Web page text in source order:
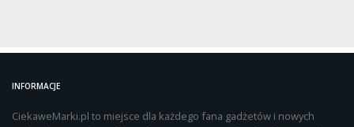
INFORMACJE
CiekaweMarki.pl to miejsce dla każdego fana gadżetów i nowych